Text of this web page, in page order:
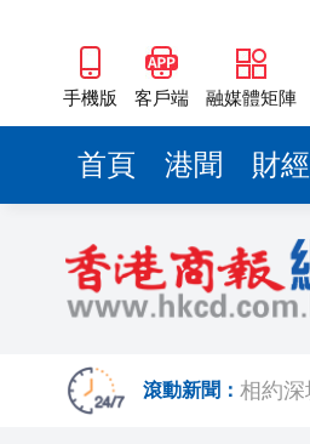
手機版 客戶端 融媒體矩陣
首頁 港聞 財經
滾動新聞：